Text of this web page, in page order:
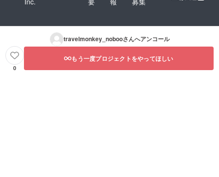
travelmonkey_nobooさんへアンコール
0
もう一度プロジェクトをやってほしい